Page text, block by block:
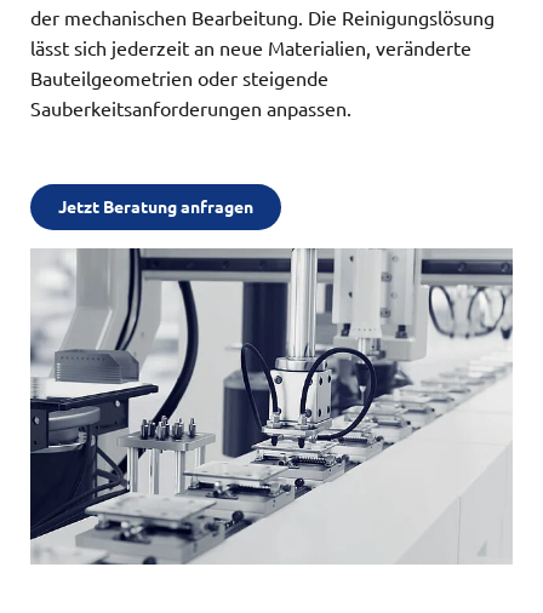
der mechanischen Bearbeitung. Die Reinigungslösung
lässt sich jederzeit an neue Materialien, veränderte
Bauteilgeometrien oder steigende
Sauberkeitsanforderungen anpassen.
Jetzt Beratung anfragen